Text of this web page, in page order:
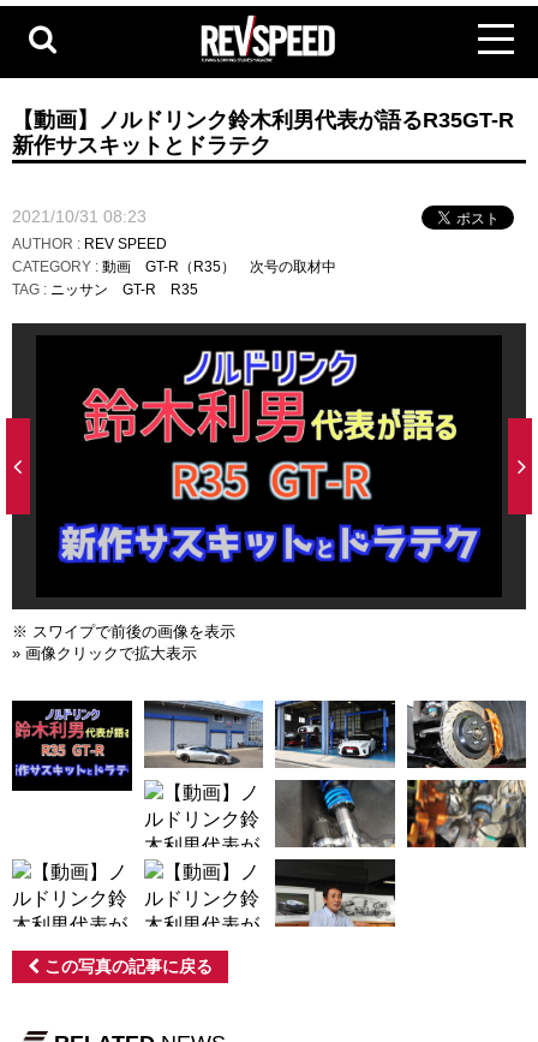
【動画】ノルドリンク鈴木利男代表が語るR35GT-R
新作サスキットとドラテク
2021/10/31 08:23
AUTHOR : REV SPEED
CATEGORY : 動画 GT-R（R35）
次号の取材中
TAG : ニッサン GT-R R35
※ スワイプで前後の画像を表示
» 画像クリックで拡大表示
この写真の記事に戻る